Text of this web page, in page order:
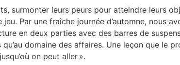
surmonter leurs peurs pour atteindre leurs
Par une fraîche journée d’automne, nous
en deux parties avec des barres de
domaine des affaires. Une leçon que le
on peut aller ».